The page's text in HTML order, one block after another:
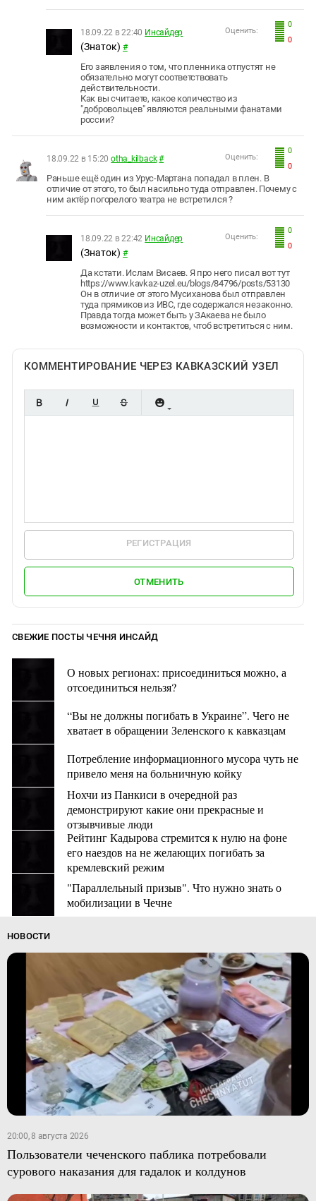
0
0
Оценить:
18.09.22 в 22:40 Инсайдер
(Знаток) #
Его заявления о том, что пленника отпустят не
обязательно могут соответствовать
действительности.
Как вы считаете, какое количество из
"добровольцев" являются реальными фанатами
россии?
0
0
Оценить:
18.09.22 в 15:20 otha_kilback #
Раньше ещё один из Урус-Мартана попадал в плен. В
отличие от этого, то был насильно туда отправлен. Почему с
ним актёр погорелого театра не встретился ?
0
0
Оценить:
18.09.22 в 22:42 Инсайдер
(Знаток) #
Да кстати. Ислам Висаев. Я про него писал вот тут
https://www.kavkaz-uzel.eu/blogs/84796/posts/53130
Он в отличие от этого Мусиханова был отправлен
туда прямиков из ИВС, где содержался незаконно.
Правда тогда может быть у ЗАкаева не было
возможности и контактов, чтоб встретиться с ним.
КОММЕНТИРОВАНИЕ ЧЕРЕЗ КАВКАЗСКИЙ УЗЕЛ
РЕГИСТРАЦИЯ
ОТМЕНИТЬ
СВЕЖИЕ ПОСТЫ ЧЕЧНЯ ИНСАЙД
О новых регионах: присоединиться можно, а
отсоединиться нельзя?
“Вы не должны погибать в Украине”. Чего не
хватает в обращении Зеленского к кавказцам
Потребление информационного мусора чуть не
привело меня на больничную койку
Нохчи из Панкиси в очередной раз
демонстрируют какие они прекрасные и
отзывчивые люди
Рейтинг Кадырова стремится к нулю на фоне
его наездов на не желающих погибать за
кремлевский режим
"Параллельный призыв". Что нужно знать о
мобилизации в Чечне
НОВОСТИ
20:00, 8 августа 2026
Пользователи чеченского паблика потребовали
сурового наказания для гадалок и колдунов